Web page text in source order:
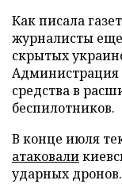
Как писала
журналисты еще
скрытых
средства в
беспилотников.
В конце июля
атаковали
ударных дронов.